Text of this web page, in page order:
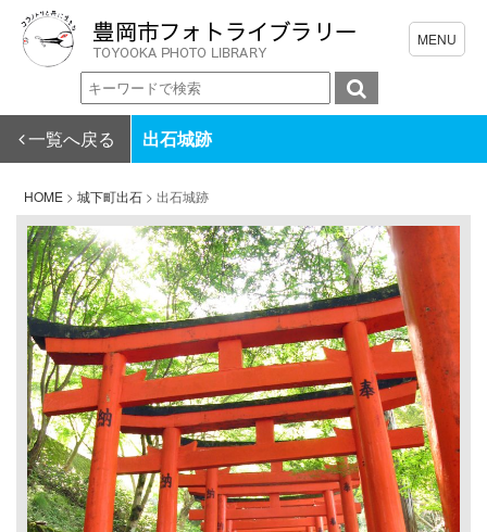
一覧へ戻る 出石城跡
HOME > 城下町出石 > 出石城跡